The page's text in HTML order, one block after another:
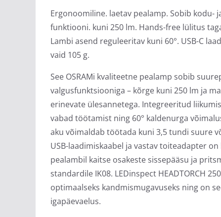
Ergonoomiline. laetav pealamp. Sobib kodu-
funktiooni. kuni 250 lm. Hands-free lülitus
Lambi asend reguleeritav kuni 60°. USB-C
vaid 105 g.
See OSRAMi kvaliteetne pealamp sobib
valgusfunktsiooniga – kõrge kuni 250 lm ja
erinevate ülesannetega. Integreeritud
vabad töötamist ning 60° kaldenurga
aku võimaldab töötada kuni 3,5 tundi suure
USB-laadimiskaabel ja vastav toiteadapter
pealambil kaitse osakeste sissepääsu ja
standardile IK08. LEDinspect HEADTORCH
optimaalseks kandmismugavuseks ning on
igapäevaelus.